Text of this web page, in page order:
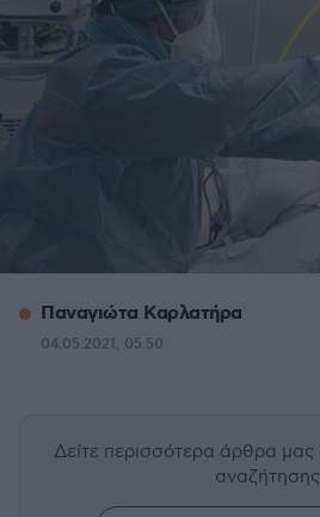
Παναγιώτα Καρλατήρα
04.05.2021, 05:50
Δείτε περισσότερα άρθρα μας
αναζήτησης